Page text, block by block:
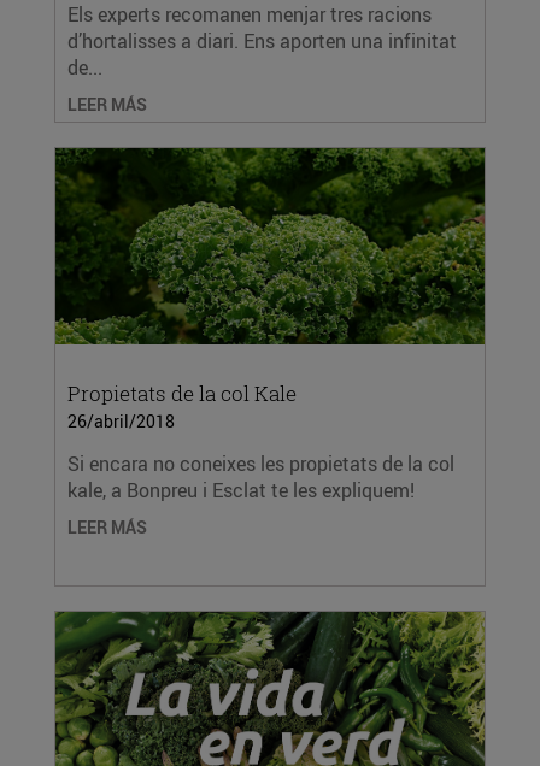
Els experts recomanen menjar tres racions
d’hortalisses a diari. Ens aporten una infinitat
de...
LEER MÁS
Propietats de la col Kale
26/abril/2018
Si encara no coneixes les propietats de la col
kale, a Bonpreu i Esclat te les expliquem!
LEER MÁS